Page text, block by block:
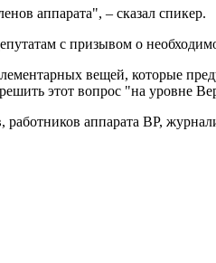
аппарата", – сказал спикер.
с призывом о
вещей, которые
этот вопрос "на уровне
аппарата ВР,